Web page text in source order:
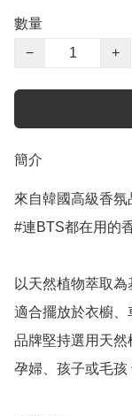
數量
−
+
簡介
來自韓國高級香氛
#連BTS都在用的
以天然植物萃取
適合擺放於衣櫥、
品牌堅持選用天
孕婦、孩子或毛孩